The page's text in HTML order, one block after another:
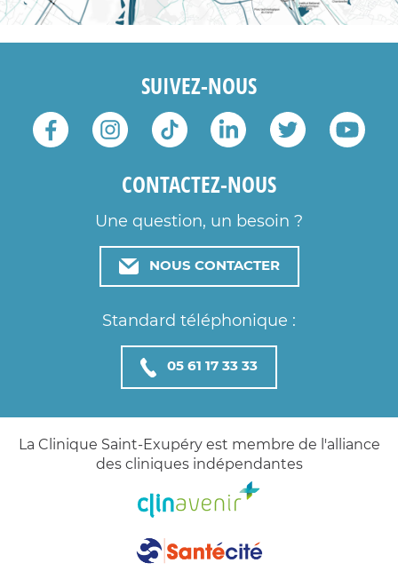
SUIVEZ-NOUS
CONTACTEZ-NOUS
Une question, un besoin ?
NOUS CONTACTER
Standard téléphonique :
05 61 17 33 33
La Clinique Saint-Exupéry est membre de l'alliance
des cliniques indépendantes